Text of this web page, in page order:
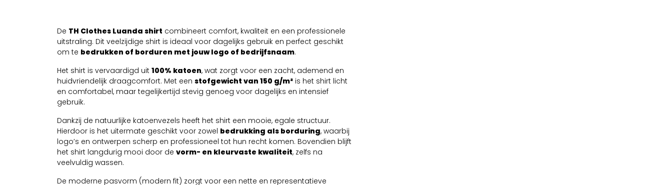
De TH Clothes Luanda shirt combineert comfort, kwaliteit en een professionele
uitstraling. Dit veelzijdige shirt is ideaal voor dagelijks gebruik en perfect geschikt
om te bedrukken of borduren met jouw logo of bedrijfsnaam.
Het shirt is vervaardigd uit 100% katoen, wat zorgt voor een zacht, ademend en
huidvriendelijk draagcomfort. Met een stofgewicht van 150 g/m² is het shirt licht
en comfortabel, maar tegelijkertijd stevig genoeg voor dagelijks en intensief
gebruik.
Dankzij de natuurlijke katoenvezels heeft het shirt een mooie, egale structuur.
Hierdoor is het uitermate geschikt voor zowel bedrukking als borduring, waarbij
logo’s en ontwerpen scherp en professioneel tot hun recht komen. Bovendien blijft
het shirt langdurig mooi door de vorm- en kleurvaste kwaliteit, zelfs na
veelvuldig wassen.
De moderne pasvorm (modern fit) zorgt voor een nette en representatieve